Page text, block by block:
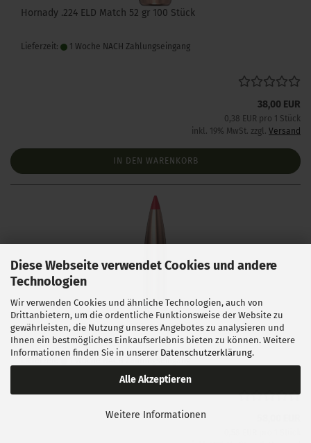
Diese Webseite verwendet Cookies und andere
Technologien
Wir verwenden Cookies und ähnliche Technologien, auch von
Drittanbietern, um die ordentliche Funktionsweise der Website zu
gewährleisten, die Nutzung unseres Angebotes zu analysieren und
Ihnen ein bestmögliches Einkaufserlebnis bieten zu können. Weitere
Informationen finden Sie in unserer Datenschutzerklärung.
Alle Akzeptieren
Weitere Informationen
Hornady .224 ELD Match 52 gr 100 Stück
Lieferzeit: 1 Woche NACH Zahlungseingang
38,00 EUR
0,38 EUR pro 1 Stück
inkl. 19% MwSt. zzgl. Versand
IN DEN WARENKORB
Hornady .243 ELD Match 108 gr 100 Stück